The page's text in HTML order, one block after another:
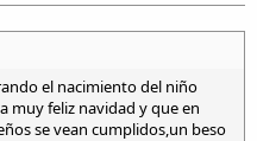
el nacimiento del niño
muy feliz navidad y que en
se vean cumplidos,un beso